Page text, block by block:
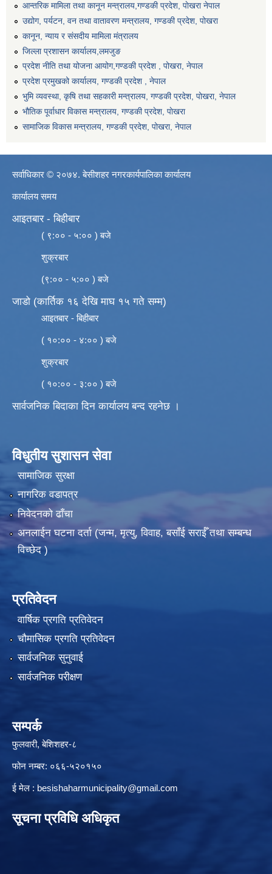
आन्तरिक मामिला तथा कानून मन्त्रालय,गण्डकी प्रदेश, पाेखरा नेपाल
उद्योग, पर्यटन, वन तथा वातावरण मन्त्रालय, गण्डकी प्रदेश, पोखरा
कानून, न्याय र संसदीय मामिला मंत्रालय
जिल्ला प्रशासन कार्यालय,लमजुङ
प्रदेश नीति तथा योजना आयोग,गण्डकी प्रदेश , पोखरा, नेपाल
प्रदेश प्रमुखको कार्यालय, गण्डकी प्रदेश , नेपाल
भुमि व्यवस्था, कृषि तथा सहकारी मन्त्रालय, गण्डकी प्रदेश, पोखरा, नेपाल
भौतिक पूर्वाधार विकास मन्त्रालय, गण्डकी प्रदेश, पाेखरा
सामाजिक विकास मन्त्रालय, गण्डकी प्रदेश, पोखरा, नेपाल
सर्वाधिकार © २०७४. बेसीशहर नगरकार्यपालिका कार्यालय
कार्यालय समय
आइतबार - बिहीबार
( ९:०० - ५:०० ) बजे
शुक्रबार
(९:०० - ५:०० ) बजे
जाडो (कार्तिक १६ देखि माघ १५ गते सम्म)
आइतबार - बिहीबार
( १०:०० - ४:०० ) बजे
शुक्रबार
( १०:०० - ३:०० ) बजे
सार्वजनिक बिदाका दिन कार्यालय बन्द रहनेछ ।
विधुतीय सुशासन सेवा
सामाजिक सुरक्षा
नागरिक वडापत्र
निवेदनको ढाँचा
अनलाईन घटना दर्ता (जन्म, मृत्यु, विवाह, बसाँई सराईँ तथा सम्बन्ध
विच्छेद )
प्रतिवेदन
वार्षिक प्रगति प्रतिवेदन
चौमासिक प्रगति प्रतिवेदन
सार्वजनिक सुनुवाई
सार्वजनिक परीक्षण
सम्पर्क
फुलवारी, बेशिशहर-८
फोन नम्बर: ०६६-५२०१५०
ई मेल : besishaharmunicipality@gmail.com
सूचना प्रविधि अधिकृत